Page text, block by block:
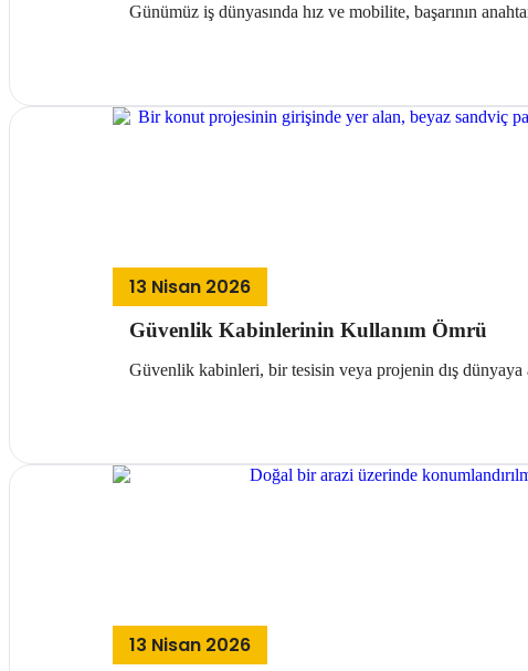
Günümüz iş dünyasında hız ve mobilite, başarının
13 Nisan 2026
Güvenlik Kabinlerinin Kullanım Ömrü
Güvenlik kabinleri, bir tesisin veya projenin dış dünyaya
13 Nisan 2026